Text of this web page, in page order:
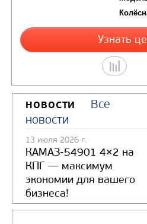
НОВОСТИ
Все
новости
13 июля 2026 г.
КАМАЗ-54901 4×2 на
КПГ — максимум
экономии для вашего
бизнеса!